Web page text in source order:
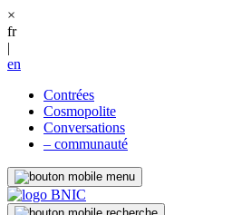
×
fr
|
en
Contrées
Cosmopolite
Conversations
– communauté